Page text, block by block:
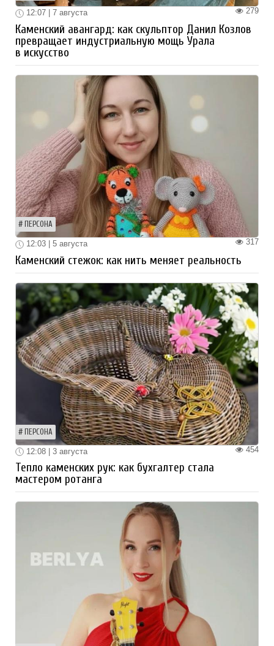
279
12:07 | 7 августа
Каменский авангард: как скульптор Данил Козлов
превращает индустриальную мощь Урала
в искусство
ПЕРСОНА
317
12:03 | 5 августа
Каменский стежок: как нить меняет реальность
ПЕРСОНА
454
12:08 | 3 августа
Тепло каменских рук: как бухгалтер стала
мастером ротанга